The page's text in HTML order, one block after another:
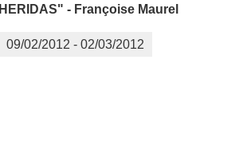
HERIDAS" - Françoise Maurel
09/02/2012 - 02/03/2012